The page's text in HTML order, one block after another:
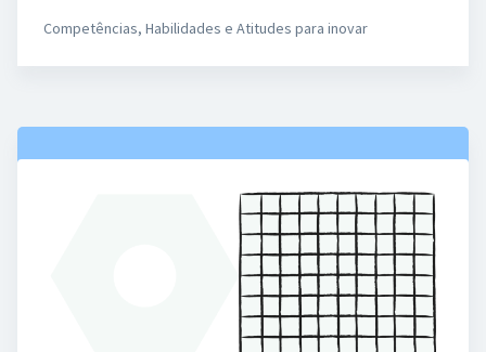
Competências, Habilidades e Atitudes para inovar